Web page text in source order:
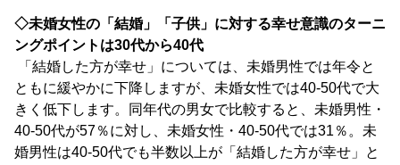
◇未婚女性の「結婚」「子供」に対する幸せ意識のターニ
ングポイントは30代から40代
「結婚した方が幸せ」については、未婚男性では年令と
ともに緩やかに下降しますが、未婚女性では40-50代で大
きく低下します。同年代の男女で比較すると、未婚男性・
40-50代が57％に対し、未婚女性・40-50代では31％。未
婚男性は40-50代でも半数以上が「結婚した方が幸せ」と